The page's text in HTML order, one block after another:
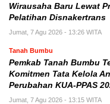
Wirausaha Baru Lewat
Pelatihan Disnakertrans
Jumat, 7 Agu 2026 - 13:26 WITA
Tanah Bumbu
Pemkab Tanah Bumbu
Komitmen Tata Kelola
Perubahan KUA-PPAS
Jumat, 7 Agu 2026 - 13:15 WITA